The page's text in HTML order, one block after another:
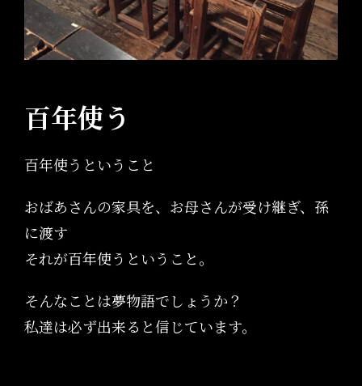
百年使う
百年使うということ
おばあさんの家具を、お母さんが受け継ぎ、孫
に渡す
それが百年使うということ。
そんなことは夢物語でしょうか？
私達は必ず出来ると信じています。